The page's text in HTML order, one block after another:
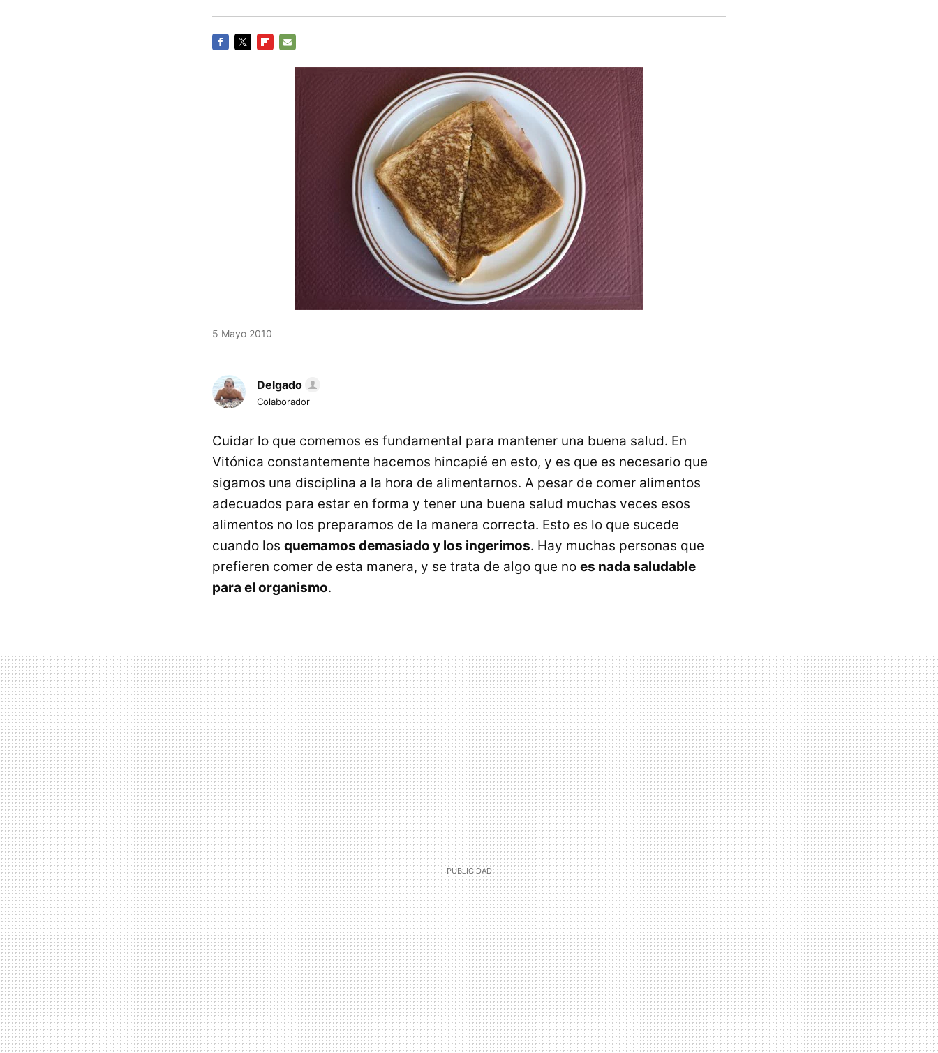
5 Mayo 2010
Delgado
Colaborador
Cuidar lo que comemos es fundamental para mantener una buena salud. En
Vitónica constantemente hacemos hincapié en esto, y es que es necesario que
sigamos una disciplina a la hora de alimentarnos. A pesar de comer alimentos
adecuados para estar en forma y tener una buena salud muchas veces esos
alimentos no los preparamos de la manera correcta. Esto es lo que sucede
cuando los quemamos demasiado y los ingerimos. Hay muchas personas que
prefieren comer de esta manera, y se trata de algo que no es nada saludable
para el organismo.